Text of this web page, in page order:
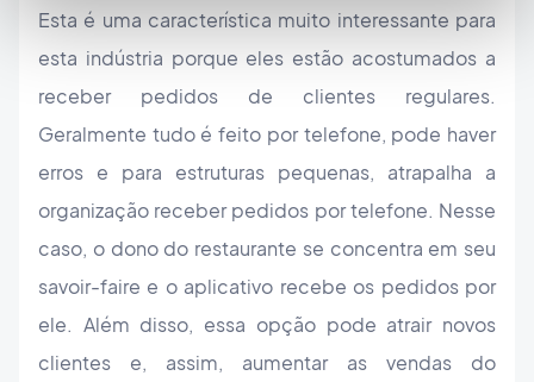
Esta é uma característica muito interessante para
esta indústria porque eles estão acostumados a
receber pedidos de clientes regulares.
Geralmente tudo é feito por telefone, pode haver
erros e para estruturas pequenas, atrapalha a
organização receber pedidos por telefone. Nesse
caso, o dono do restaurante se concentra em seu
savoir-faire e o aplicativo recebe os pedidos por
ele. Além disso, essa opção pode atrair novos
clientes e, assim, aumentar as vendas do